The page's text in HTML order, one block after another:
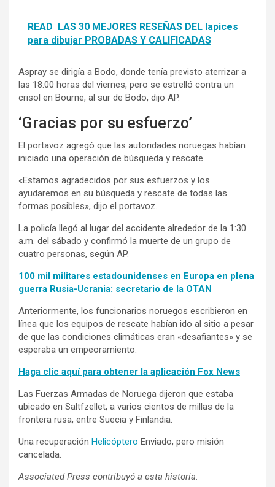
READ LAS 30 MEJORES RESEÑAS DEL lapices
para dibujar PROBADAS Y CALIFICADAS
Aspray se dirigía a Bodo, donde tenía previsto aterrizar a
las 18:00 horas del viernes, pero se estrelló contra un
crisol en Bourne, al sur de Bodo, dijo AP.
‘Gracias por su esfuerzo’
El portavoz agregó que las autoridades noruegas habían
iniciado una operación de búsqueda y rescate.
«Estamos agradecidos por sus esfuerzos y los
ayudaremos en su búsqueda y rescate de todas las
formas posibles», dijo el portavoz.
La policía llegó al lugar del accidente alrededor de la 1:30
a.m. del sábado y confirmó la muerte de un grupo de
cuatro personas, según AP.
100 mil militares estadounidenses en Europa en plena
guerra Rusia-Ucrania: secretario de la OTAN
Anteriormente, los funcionarios noruegos escribieron en
línea que los equipos de rescate habían ido al sitio a pesar
de que las condiciones climáticas eran «desafiantes» y se
esperaba un empeoramiento.
Haga clic aquí para obtener la aplicación Fox News
Las Fuerzas Armadas de Noruega dijeron que estaba
ubicado en Saltfzellet, a varios cientos de millas de la
frontera rusa, entre Suecia y Finlandia.
Una recuperación Helicóptero Enviado, pero misión
cancelada.
Associated Press contribuyó a esta historia.